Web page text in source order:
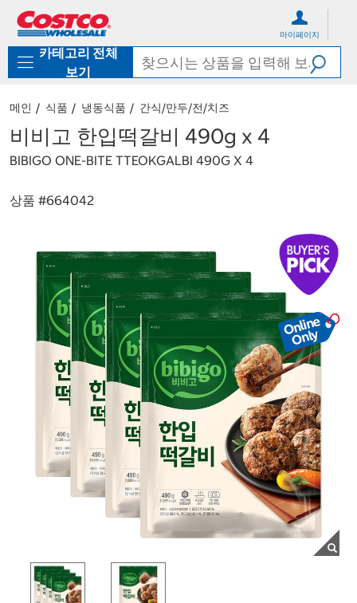
로
기
가
마이페이지
카테고리 전체
보기
메인 식품 냉동식품 간식/만두/전/치즈
비비고 한입떡갈비 490g x 4
BIBIGO ONE-BITE TTEOKGALBI 490G X 4
상품 #664042